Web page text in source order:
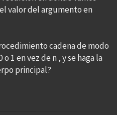
valor del argumento en
cadena de modo
1 en vez de n , y se haga la
principal?